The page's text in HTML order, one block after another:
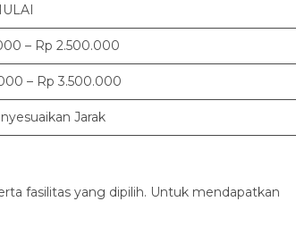
– Rp 2.500.000
– Rp 3.500.000
Jarak
fasilitas yang dipilih. Untuk mendapatkan